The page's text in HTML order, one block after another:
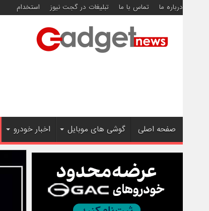
درباره ما تماس با ما تبلیغات در گجت نیوز استخدام
صفحه اصلی گوشی های موبایل اخبار خودرو